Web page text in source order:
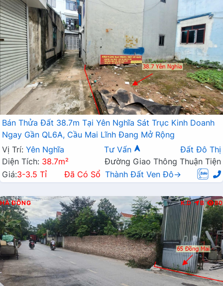
Bán Thửa Đất 38.7m Tại Yên Nghĩa Sát Trục Kinh Doanh
Ngay Gần QL6A, Cầu Mai Lĩnh Đang Mở Rộng
Vị Trí: Yên Nghĩa Tư Vấn
Đất Đô Thị
Diện Tích: 38.7m²
Đường Giao Thông Thuận Tiện
Giá:3-3.5 Tỉ Đã Có Sổ Thành Đất Ven Đô→
HÀ ĐÔNG K.D B 80